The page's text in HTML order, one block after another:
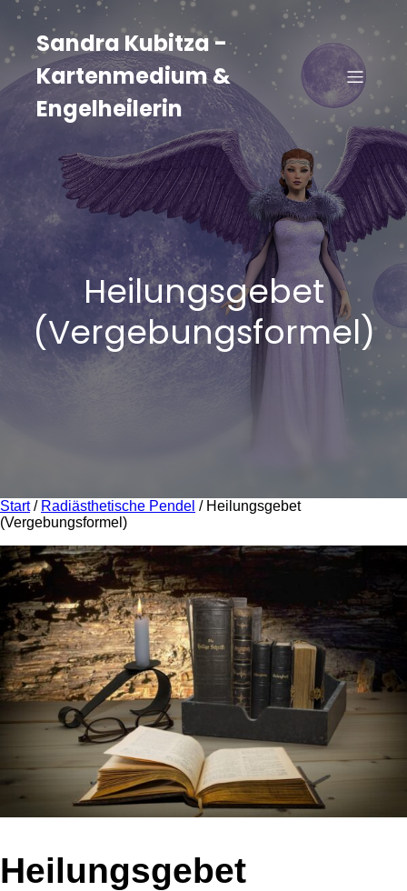
Zum
Inhalt
springenSandra Kubitza -
Kartenmedium &
Engelheilerin
Heilungsgebet
(Vergebungsformel)
Start/ Radiästhetische Pendel / Heilungsgebet
(Vergebungsformel)
Heilungsgebet